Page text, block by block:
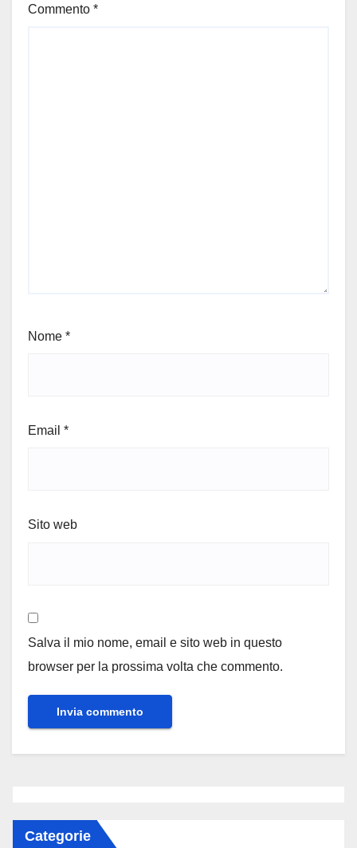
Commento *
Nome *
Email *
Sito web
Salva il mio nome, email e sito web in questo
browser per la prossima volta che commento.
Categorie